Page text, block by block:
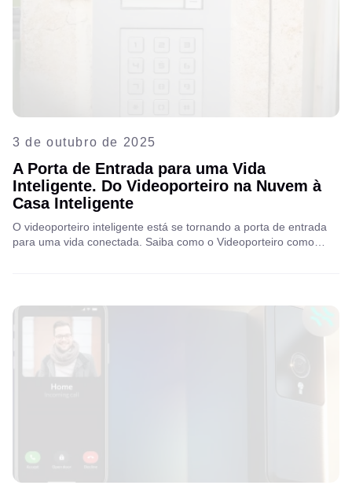
3 de outubro de 2025
A Porta de Entrada para uma Vida
Inteligente. Do Videoporteiro na Nuvem à
Casa Inteligente
O videoporteiro inteligente está se tornando a porta de entrada
para uma vida conectada. Saiba como o Videoporteiro como